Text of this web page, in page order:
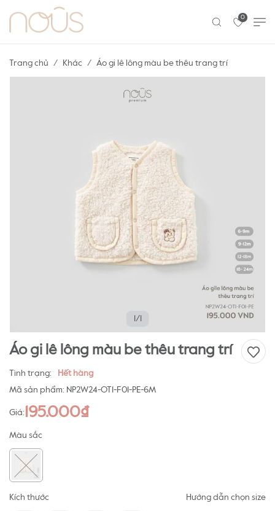
0
Trang chủ Khác Áo gi lê lông màu be thêu trang trí
1/1
Áo gi lê lông màu be thêu trang trí
Tình trạng:
Hết hàng
Mã sản phẩm: NP2W24-OT1-F01-PE-6M
Giá: 195.000₫
Màu sắc
Kích thước Hướng dẫn chọn size